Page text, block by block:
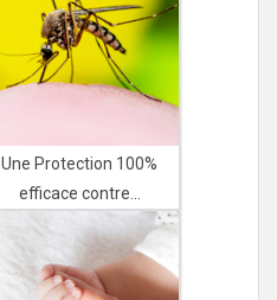
Une Protection 100%
efficace contre...